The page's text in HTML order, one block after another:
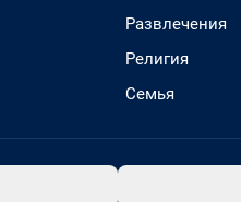
Развлечения
Религия
Семья